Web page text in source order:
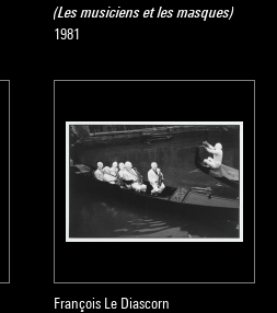
(Les musiciens et les masques)
1981
François Le Diascorn